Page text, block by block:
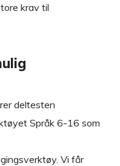
krav til
deltesten
Språk 6-16 som
Vi får